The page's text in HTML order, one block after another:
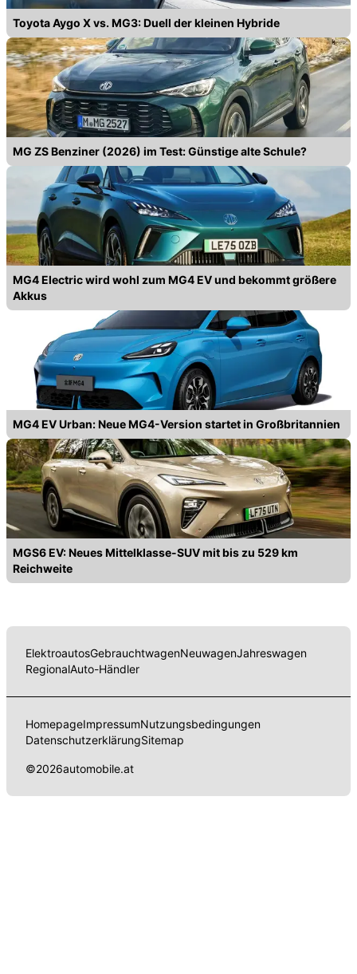
Toyota Aygo X vs. MG3: Duell der kleinen Hybride
MG ZS Benziner (2026) im Test: Günstige alte Schule?
MG4 Electric wird wohl zum MG4 EV und bekommt größere
Akkus
MG4 EV Urban: Neue MG4-Version startet in Großbritannien
MGS6 EV: Neues Mittelklasse-SUV mit bis zu 529 km
Reichweite
ElektroautosGebrauchtwagenNeuwagenJahreswagen
RegionalAuto-Händler
HomepageImpressumNutzungsbedingungen
DatenschutzerklärungSitemap
©2026automobile.at